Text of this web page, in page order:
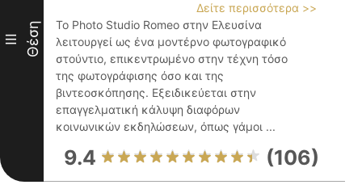
III Θέση
Δείτε περισσότερα >>
Το Photo Studio Romeo στην Ελευσίνα
λειτουργεί ως ένα μοντέρνο φωτογραφικό
στούντιο, επικεντρωμένο στην τέχνη τόσο
της φωτογράφισης όσο και της
βιντεοσκόπησης. Εξειδικεύεται στην
επαγγελματική κάλυψη διαφόρων
κοινωνικών εκδηλώσεων, όπως γάμοι ...
9.4 (106)